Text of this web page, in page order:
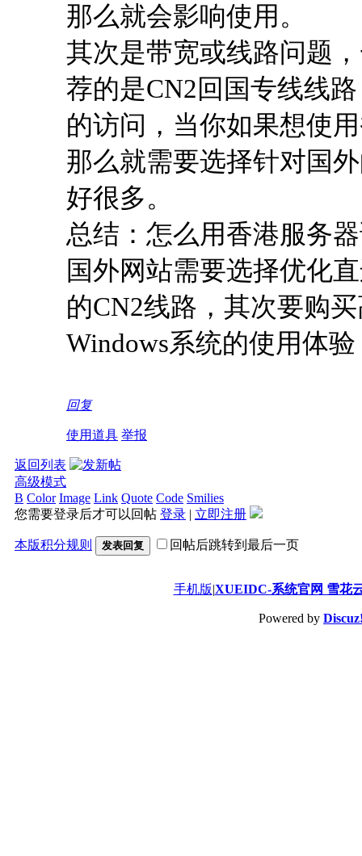
那么就会影响使用。
其次是带宽或线路问题
荐的是CN2回国专线线
的访问，当你如果想使
那么就需要选择针对国
好很多。
总结：怎么用香港服务
国外网站需要选择优化
的CN2线路，其次要购
Windows系统的使用体
回复
使用道具 举报
返回列表
高级模式
B Color Image Link Quote Code Smilies
您需要登录后才可以回帖 登录 | 立即注册
本版积分规则 发表回复 回帖后跳转到最后一页
手机版|XUEIDC-系统官网 雪花
Powered by